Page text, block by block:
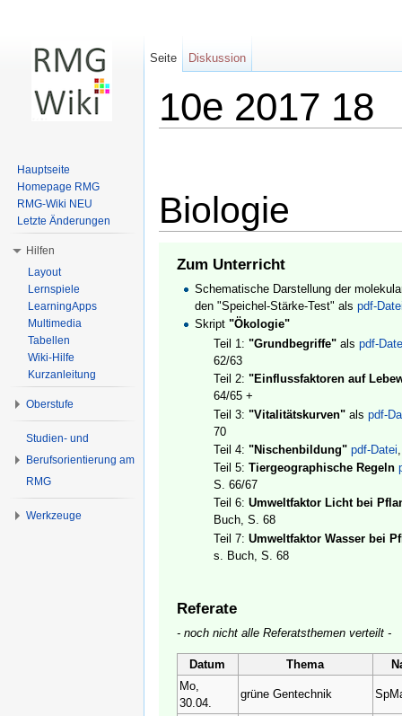
10e 2017 18
Biologie
Zum Unterricht
Schematische Darstellung der
den "Speichel-Stärke-Test" alspdf-
Skript"Ökologie"
Teil 1: "Grundbegriffe"als pdf-
62/63
Teil 2: "Einflussfaktoren auf
64/65 +
Teil 3: "Vitalitätskurven"als pdf-
70
Teil 4: "Nischenbildung" pdf-Datei
Teil 5: Tiergeographische Regeln
S. 66/67
Teil 6: Umweltfaktor Licht bei
Buch, S. 68
Teil 7: Umweltfaktor Wasser bei
s. Buch, S. 68
Referate
- noch nicht alle Referatsthemen verteilt -
Datum Thema
Mo,
30.04.
grüne Gentechnik
Seite Diskussion
Hauptseite
Homepage RMG
RMG-Wiki NEU
Letzte Änderungen
Hilfen
Layout
Lernspiele
LearningApps
Multimedia
Tabellen
Wiki-Hilfe
Kurzanleitung
Oberstufe
Studien- und
Berufsorientierung am
RMG
Werkzeuge